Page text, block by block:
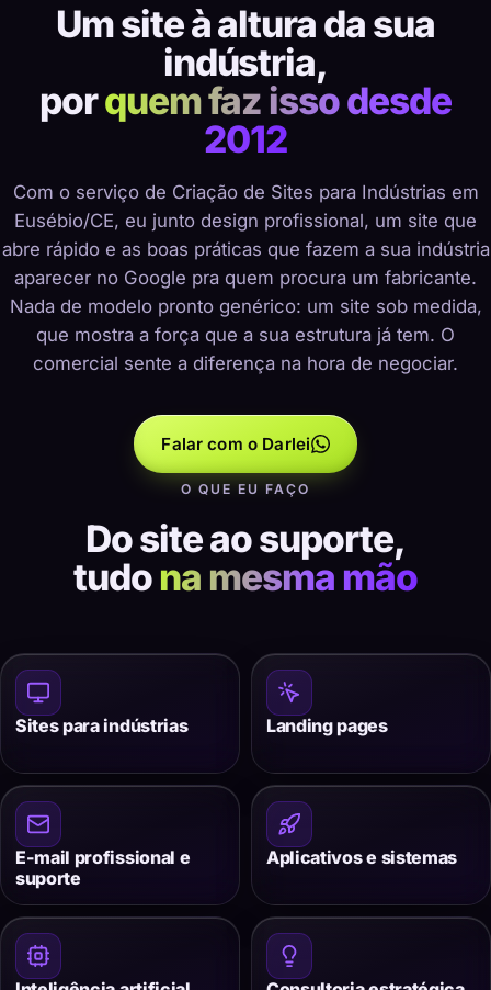
Um site à altura da sua
indústria,
porquem faz isso desde
2012
Com o serviço de Criação de Sites para Indústrias em
Eusébio/CE, eu junto design profissional, um site que
abre rápido e as boas práticas que fazem a sua indústria
aparecer no Google pra quem procura um fabricante.
Nada de modelo pronto genérico: um site sob medida,
que mostra a força que a sua estrutura já tem. O
comercial sente a diferença na hora de negociar.
Falar com o Darlei
O QUE EU FAÇO
Do site ao suporte,
tudona mesma mão
Sites para indústrias Landing pages
E-mail profissional e
suporte
Aplicativos e sistemas